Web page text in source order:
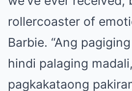
rollercoaster of
Barbie. “Ang
hindi palaging
pagkakataong